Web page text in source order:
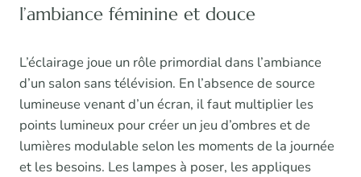
l’ambiance féminine et douce
L’éclairage joue un rôle primordial dans l’ambiance
d’un salon sans télévision. En l’absence de source
lumineuse venant d’un écran, il faut multiplier les
points lumineux pour créer un jeu d’ombres et de
lumières modulable selon les moments de la journée
et les besoins. Les lampes à poser, les appliques